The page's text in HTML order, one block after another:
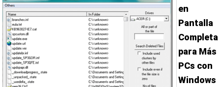
en
Pantalla
Completa
para Más
PCs con
Windows